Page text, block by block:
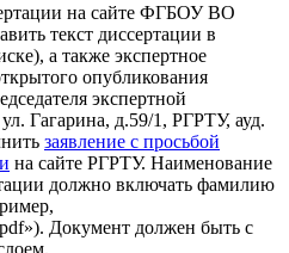
на сайте ФГБОУ ВО
текст диссертации в
а также экспертное
опубликования
экспертной
Гагарина, д.59/1, РГРТУ, ауд.
заявление с просьбой
на сайте РГРТУ. Наименование
должно включать фамилию
Документ должен быть с